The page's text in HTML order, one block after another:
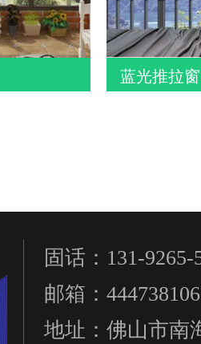
蓝光推拉窗
固话：131-9265-
邮箱：
地址：佛山市南